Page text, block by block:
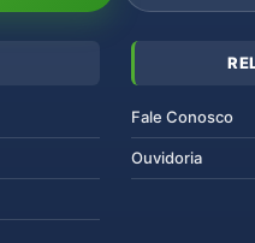
Fale Conosco
Ouvidoria